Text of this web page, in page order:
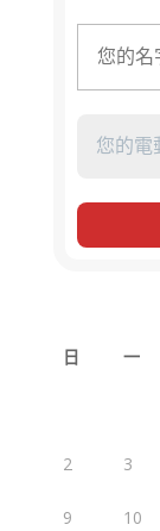
日 一
2 3
9 10